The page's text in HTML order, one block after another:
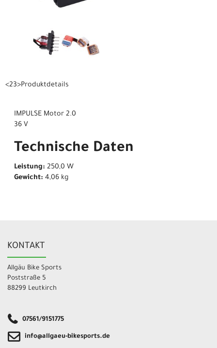
<23>Produktdetails
IMPULSE Motor 2.0
36 V
Technische Daten
Leistung: 250,0 W
Gewicht: 4,06 kg
KONTAKT
Allgäu Bike Sports
Poststraße 5
88299 Leutkirch
07561/9151775
info@allgaeu-bikesports.de